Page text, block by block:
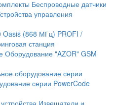
Беспроводные датчики
управления
Oasis (868 МГц) PROFI /
станция
Оборудование "AZOR" GSM
оборудование серии
серии PowerCode